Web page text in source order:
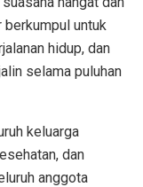
berkumpul untuk
hidup, dan
selama puluhan
keluarga
dan
anggota